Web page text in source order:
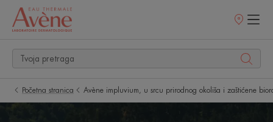
Prodajna
Početna stranica Avène impluvium, u srcu prirodnog okoliša i zaštićene